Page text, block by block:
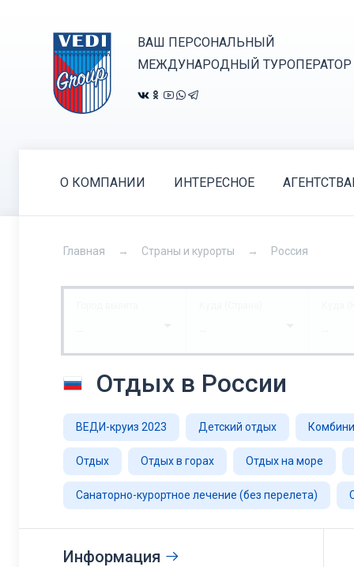
ВАШ ПЕРСОНАЛЬНЫЙ
МЕЖДУНАРОДНЫЙ ТУРОПЕРАТОР
О КОМПАНИИ ИНТЕРЕСНОЕ
Главная Страны и курорты Россия
... ... ...
Отдых в России
ВЕДИ-круиз 2023 Детский отдых
Отдых Отдых в горах Отдых на море
Санаторно-курортное лечение (без перелета)
Информация